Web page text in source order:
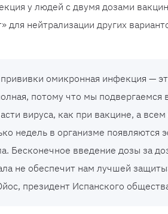
у людей с двумя дозами
нейтрализации других
омикронная инфекция —
потому что мы подвергаемся
вируса, как при вакцине, а
недель в организме появляются
Бесконечное введение дозы за
не обеспечит нам лучшей
президент Испанского